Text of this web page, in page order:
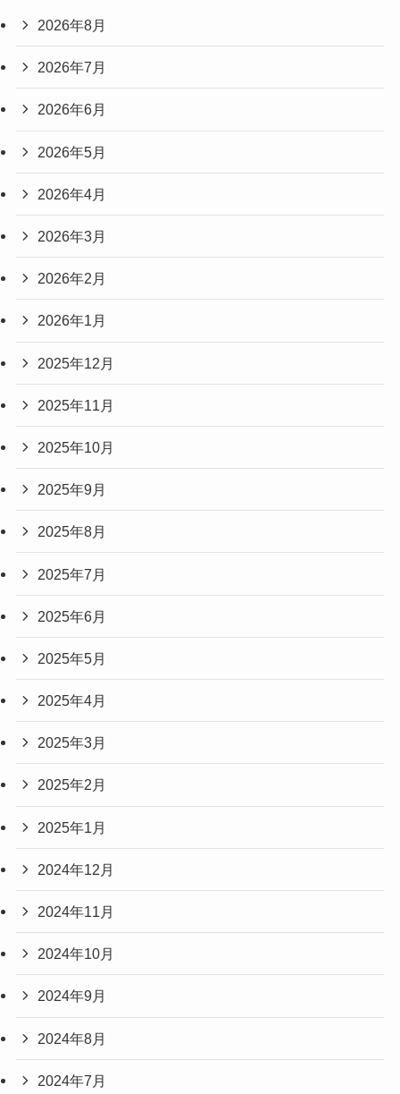
2026年8月
2026年7月
2026年6月
2026年5月
2026年4月
2026年3月
2026年2月
2026年1月
2025年12月
2025年11月
2025年10月
2025年9月
2025年8月
2025年7月
2025年6月
2025年5月
2025年4月
2025年3月
2025年2月
2025年1月
2024年12月
2024年11月
2024年10月
2024年9月
2024年8月
2024年7月